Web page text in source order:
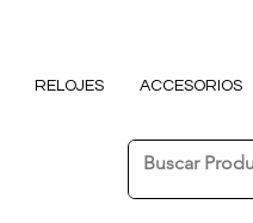
RELOJES ACCESORIOS